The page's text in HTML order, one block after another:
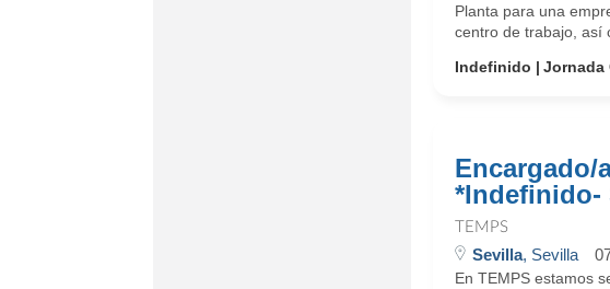
Planta para una
centro de trabajo, así
Indefinido
Jornada
Encargado/
*Indefinido-
TEMPS
Sevilla, Sevilla
En TEMPS estamos